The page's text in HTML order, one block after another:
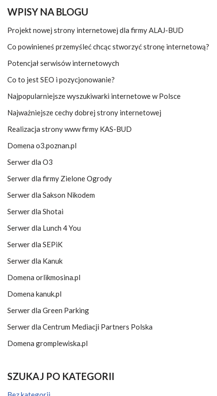
WPISY NA BLOGU
Projekt nowej strony internetowej dla firmy ALAJ-BUD
Co powinieneś przemyśleć chcąc stworzyć stronę internetową?
Potencjał serwisów internetowych
Co to jest SEO i pozycjonowanie?
Najpopularniejsze wyszukiwarki internetowe w Polsce
Najważniejsze cechy dobrej strony internetowej
Realizacja strony www firmy KAS-BUD
Domena o3.poznan.pl
Serwer dla O3
Serwer dla firmy Zielone Ogrody
Serwer dla Sakson Nikodem
Serwer dla Shotai
Serwer dla Lunch 4 You
Serwer dla SEPiK
Serwer dla Kanuk
Domena orlikmosina.pl
Domena kanuk.pl
Serwer dla Green Parking
Serwer dla Centrum Mediacji Partners Polska
Domena gromplewiska.pl
SZUKAJ PO KATEGORII